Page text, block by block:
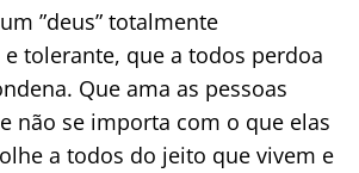
”deus” totalmente
tolerante, que a todos perdoa
Que ama as pessoas
não se importa com o que elas
a todos do jeito que vivem e